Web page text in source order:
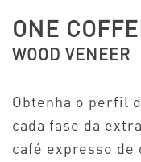
ONE
WOOD VENEER
Obtenha o perfil
cada fase da
café expresso de